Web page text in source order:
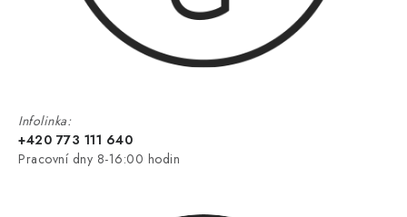
Infolinka:
+420 773 111 640
Pracovní dny 8-16:00 hodin